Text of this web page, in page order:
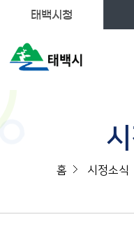
태백시청
홈 시정소식